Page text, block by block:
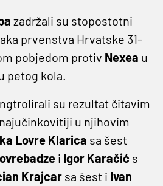
zadržali su stopostotni
prvenstva Hrvatske 31-
pobjedom protiv Nexea u
petog kola.
su rezultat čitavim
u njihovim
Lovre Klarica sa šest
i Igor Karačić s
Krajcar sa šest i Ivan